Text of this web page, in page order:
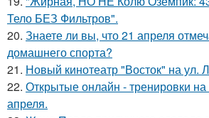
Тело БЕЗ Фильтров".
20. Знаете ли вы, что 21 апреля
домашнего спорта?
21. Новый кинотеатр "Восток" на ул.
22. Открытые онлайн - тренировки
апреля.